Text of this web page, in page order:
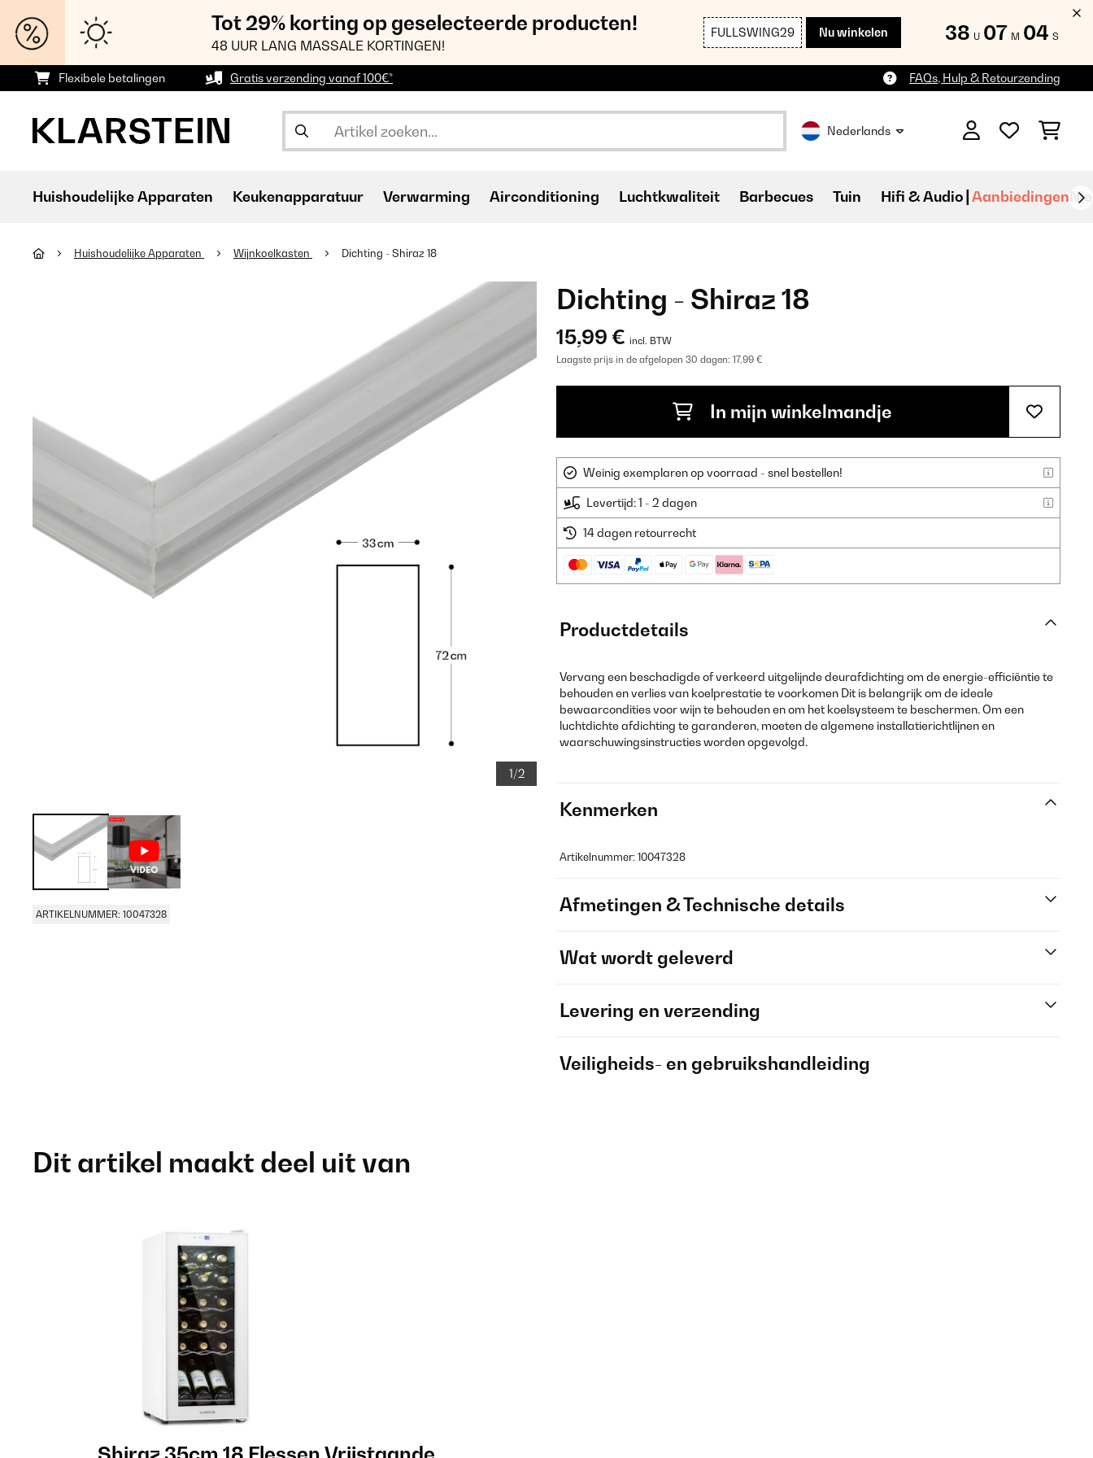
Tot 29% korting op geselecteerde producten!
48 UUR LANG MASSALE KORTINGEN!
FULLSWING29 Nu winkelen 38 U 07 M 02 S
Flexibele betalingen Gratis verzending vanaf 100€* FAQs, Hulp & Retourzending
Nederlands
Huishoudelijke Apparaten Keukenapparatuur Verwarming Airconditioning Luchtkwaliteit Barbecues Tuin Hifi & Audio Aanbiedingen
Huishoudelijke Apparaten Wijnkoelkasten Dichting - Shiraz 18
1/2
ARTIKELNUMMER: 10047328
Dichting - Shiraz 18
15,99 € incl. BTW
Laagste prijs in de afgelopen 30 dagen: 17,99 €
In mijn winkelmandje
Weinig exemplaren op voorraad - snel bestellen!
Levertijd: 1 - 2 dagen
14 dagen retourrecht
Productdetails
Vervang een beschadigde of verkeerd uitgelijnde deurafdichting om de energie-efficiëntie te
behouden en verlies van koelprestatie te voorkomen Dit is belangrijk om de ideale
bewaarcondities voor wijn te behouden en om het koelsysteem te beschermen. Om een
luchtdichte afdichting te garanderen, moeten de algemene installatierichtlijnen en
waarschuwingsinstructies worden opgevolgd.
Kenmerken
Artikelnummer: 10047328
Afmetingen & Technische details
Wat wordt geleverd
Levering en verzending
Veiligheids- en gebruikshandleiding
Dit artikel maakt deel uit van